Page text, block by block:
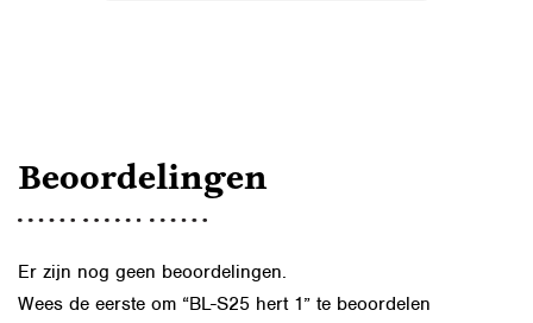
Beoordelingen
Er zijn nog geen beoordelingen.
Wees de eerste om “BL-S25 hert 1” te beoordelen